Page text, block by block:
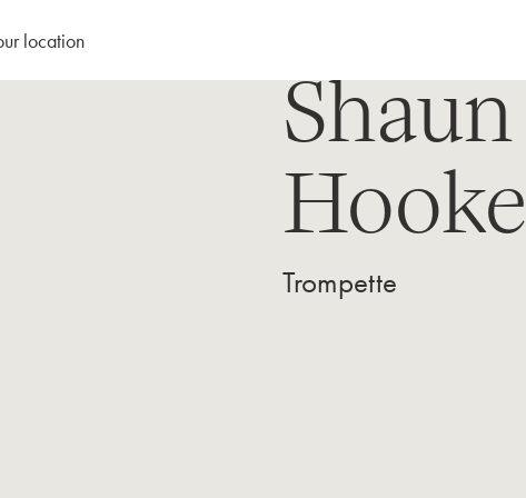
location
Shaun
Hooke
Trompette